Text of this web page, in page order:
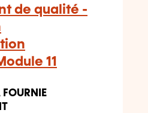
de qualité -
11
FOURNIE